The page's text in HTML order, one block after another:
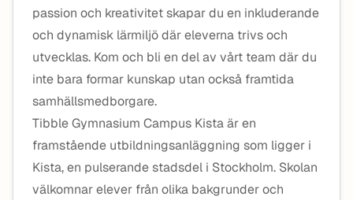
passion och kreativitet skapar du en inkluderande
och dynamisk lärmiljö där eleverna trivs och
utvecklas. Kom och bli en del av vårt team där du
inte bara formar kunskap utan också framtida
samhällsmedborgare.
Tibble Gymnasium Campus Kista är en
framstående utbildningsanläggning som ligger i
Kista, en pulserande stadsdel i Stockholm. Skolan
välkomnar elever från olika bakgrunder och